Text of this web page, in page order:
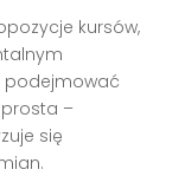
kursów,
podejmować
–
się